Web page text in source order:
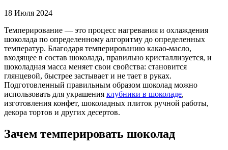
18 Июля 2024
Темперирование — это процесс нагревания и охлаждения
шоколада по определенному алгоритму до определенных
температур. Благодаря темперированию какао-масло,
входящее в состав шоколада, правильно кристаллизуется, и
шоколадная масса меняет свои свойства: становится
глянцевой, быстрее застывает и не тает в руках.
Подготовленный правильным образом шоколад можно
использовать для украшения клубники в шоколаде,
изготовления конфет, шоколадных плиток ручной работы,
декора тортов и других десертов.
Зачем темперировать шоколад